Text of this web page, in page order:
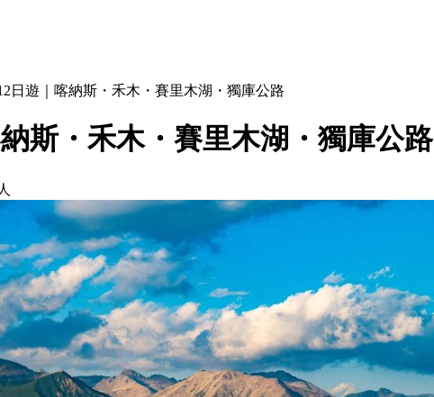
日遊｜喀納斯・禾木・賽里木湖・獨庫公路
斯・禾木・賽里木湖・獨庫公路